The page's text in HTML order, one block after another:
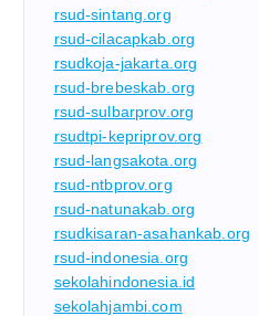
rsud-sintang.org
rsud-cilacapkab.org
rsudkoja-jakarta.org
rsud-brebeskab.org
rsud-sulbarprov.org
rsudtpi-kepriprov.org
rsud-langsakota.org
rsud-ntbprov.org
rsud-natunakab.org
rsudkisaran-asahankab.org
rsud-indonesia.org
sekolahindonesia.id
sekolahjambi.com